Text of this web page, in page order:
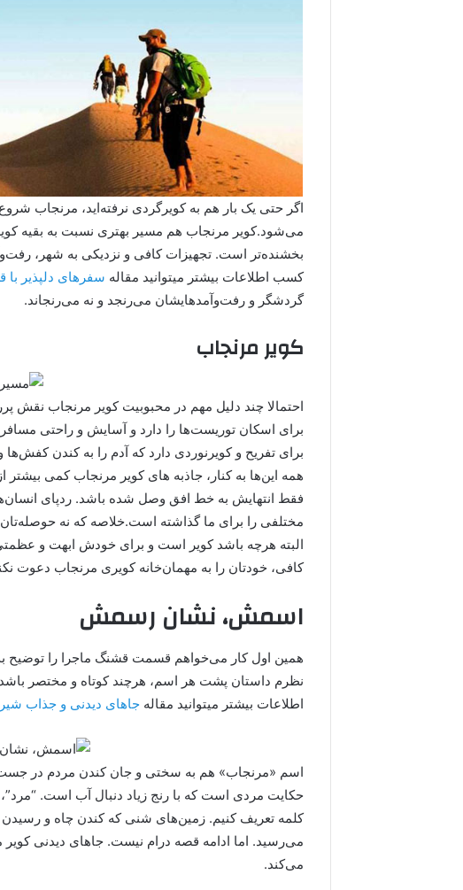
اگر حتی یک بار هم به کویرگردی نرفته‌اید، مرنجاب
می‌شود.کویر مرنجاب هم مسیر بهتری نسبت به بقیه
بخشنده‌تر است. تجهیزات کافی و نزدیکی به شهر،
کسب اطلاعات بیشتر میتوانید مقاله سفرهای دلپذیر با
گردشگر و رفت‌وآمدهایشان می‌رنجد و نه می‌رنجاند.
کویر مرنجاب
احتمالا چند دلیل مهم در محبوبیت کویر مرنجاب نقش
برای اسکان توریست‌ها را دارد و آسایش و راحتی
برای تفریح و کویرنوردی دارد که آدم را به کندن
همه این‌ها به کنار، جاذبه های کویر مرنجاب کمی
فقط انتهایش به خط افق وصل شده باشد. ردپای
مختلفی را برای ما گذاشته است.خلاصه که نه
البته هرچه باشد کویر است و برای خودش ابهت و
کافی، خودتان را به مهمان‌خانه کویری مرنجاب دعوت
اسمش، نشان رسمش
همین اول کار می‌خواهم قسمت قشنگ ماجرا را توضیح
نظرم داستان پشت هر اسم، هرچند کوتاه و مختصر
اطلاعات بیشتر میتوانید مقالهجاهای دیدنی و جذاب
اسم «مرنجاب» هم به سختی و جان کندن مردم در
حکایت مردی است که با رنج زیاد دنبال آب است.
کلمه تعریف کنیم. زمین‌های شنی که کندن چاه و رسیدن
می‌رسید. اما ادامه قصه درام نیست. جاهای دیدنی
می‌کند.